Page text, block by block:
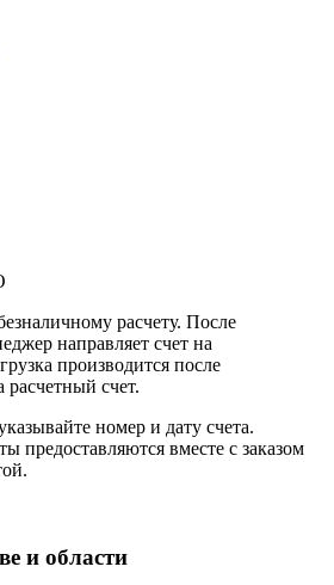
расчету. После
направляет счет на
производится после
расчетный счет.
номер и дату счета.
предоставляются вместе с заказом
и области